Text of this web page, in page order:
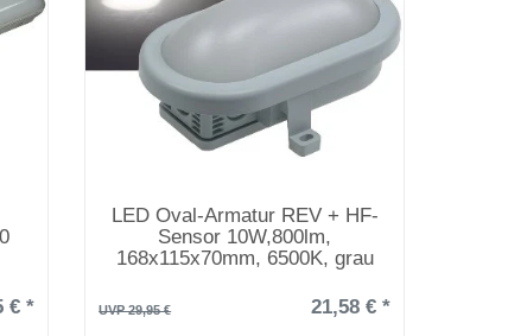
€ *
LED Oval-Armatur REV + HF-
Sensor 10W,800lm,
168x115x70mm, 6500K, grau
UVP 29,95 € 21,58 € *